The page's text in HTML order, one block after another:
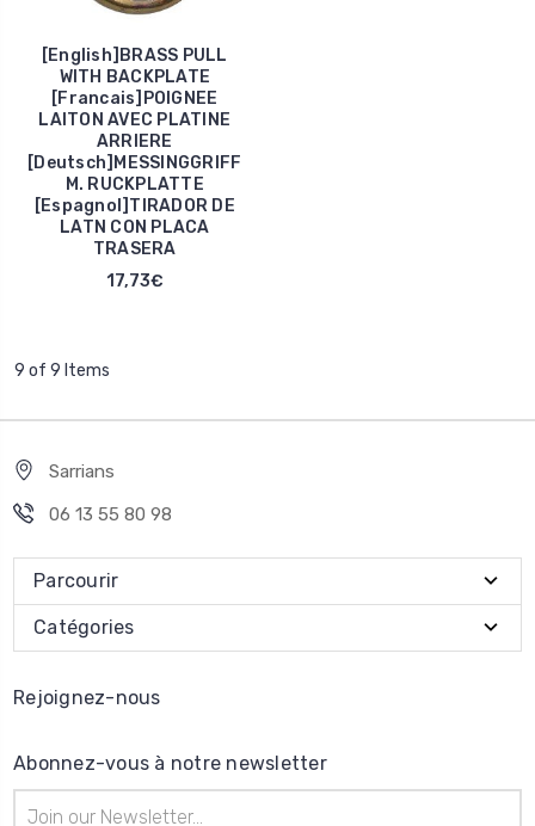
[English]BRASS PULL
WITH BACKPLATE
[Francais]POIGNEE
LAITON AVEC PLATINE
ARRIERE
[Deutsch]MESSINGGRIFF
M. RUCKPLATTE
[Espagnol]TIRADOR DE
LATN CON PLACA
TRASERA
17,73€
9 of 9 Items
Sarrians
06 13 55 80 98
Parcourir
Catégories
Rejoignez-nous
Abonnez-vous à notre newsletter